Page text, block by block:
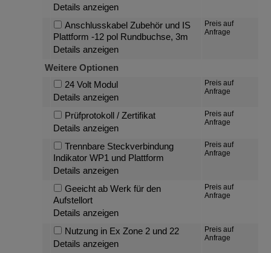
Details anzeigen
Anschlusskabel Zubehör und IS
Plattform -12 pol Rundbuchse, 3m
Details anzeigen
Preis auf
Anfrage
Weitere Optionen
24 Volt Modul
Details anzeigen
Preis auf
Anfrage
Prüfprotokoll / Zertifikat
Details anzeigen
Preis auf
Anfrage
Trennbare Steckverbindung
Indikator WP1 und Plattform
Details anzeigen
Preis auf
Anfrage
Geeicht ab Werk für den
Aufstellort
Details anzeigen
Preis auf
Anfrage
Nutzung in Ex Zone 2 und 22
Details anzeigen
Preis auf
Anfrage